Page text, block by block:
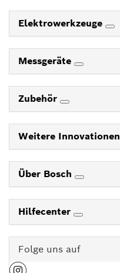
Elektrowerkzeuge
Messgeräte
Zubehör
Weitere Innovationen
Über Bosch
Hilfecenter
Folge uns auf